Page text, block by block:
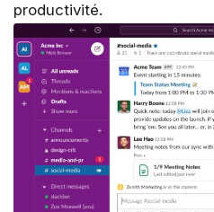
productivité.